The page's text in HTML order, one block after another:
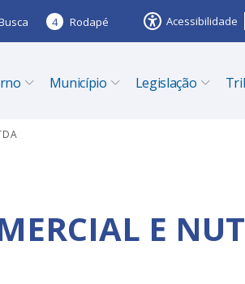
4 Rodapé Acessibilidade
Município Legislação
E